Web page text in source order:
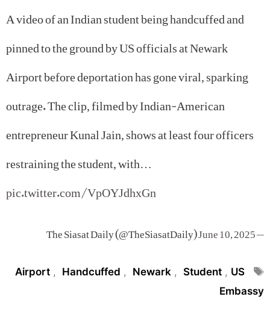
A video of an Indian student being handcuffed and
pinned to the ground by US officials at Newark
Airport before deportation has gone viral, sparking
outrage. The clip, filmed by Indian-American
entrepreneur Kunal Jain, shows at least four officers
restraining the student, with…
pic.twitter.com/VpOYJdhxGn
— The Siasat Daily (@TheSiasatDaily)
June 10, 2025
Tags
Airport , Handcuffed , Newark , Student , US
Embassy